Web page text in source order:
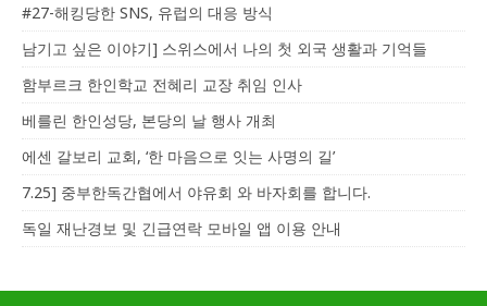
#27-해킹당한 SNS, 유럽의 대응 방식
남기고 싶은 이야기] 스위스에서 나의 첫 외국 생활과 기억들
함부르크 한인학교 전혜리 교장 취임 인사
베를린 한인성당, 본당의 날 행사 개최
에센 갈보리 교회, ‘한 마음으로 잇는 사명의 길’
7.25] 중부한독간협에서 야유회 와 바자회를 합니다.
독일 재난경보 및 긴급연락 모바일 앱 이용 안내